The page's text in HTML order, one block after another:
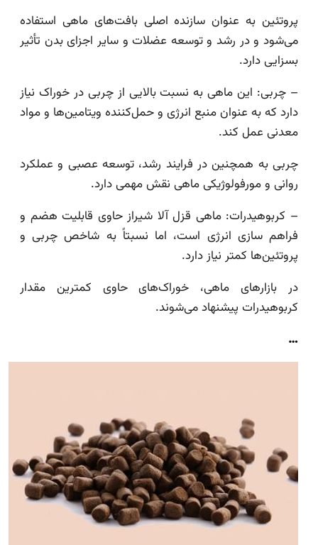
پروتئین به عنوان سازنده اصلی بافت‌های ماهی استفاده
می‌شود و در رشد و توسعه عضلات و سایر اجزای بدن تأثیر
بسزایی دارد.
– چربی: این ماهی به نسبت بالایی از چربی در خوراک نیاز
دارد که به عنوان منبع انرژی و حمل‌کننده ویتامین‌ها و مواد
معدنی عمل کند.
چربی به همچنین در فرایند رشد، توسعه عصبی و عملکرد
روانی و مورفولوژیکی ماهی نقش مهمی دارد.
– کربوهیدرات: ماهی قزل آلا شیراز حاوی قابلیت هضم و
فراهم سازی انرژی است، اما نسبتاً به شاخص چربی و
پروتئین‌ها کمتر نیاز دارد.
در بازارهای ماهی، خوراک‌های حاوی کمترین مقدار
کربوهیدرات پیشنهاد می‌شوند.
…